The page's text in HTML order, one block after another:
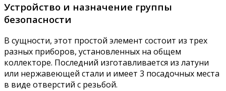
Устройство и назначение группы
безопасности
В сущности, этот простой элемент состоит из трех
разных приборов, установленных на общем
коллекторе. Последний изготавливается из латуни
или нержавеющей стали и имеет 3 посадочных места
в виде отверстий с резьбой.